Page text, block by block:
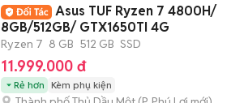
Asus TUF Ryzen 7 4800H/
8GB/512GB/ GTX1650TI 4G
Ryzen 7 8 GB 512 GB SSD
11.999.000 đ
Rẻ hơn Kèm phụ kiện